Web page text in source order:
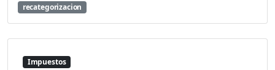
recategorizacion
Impuestos